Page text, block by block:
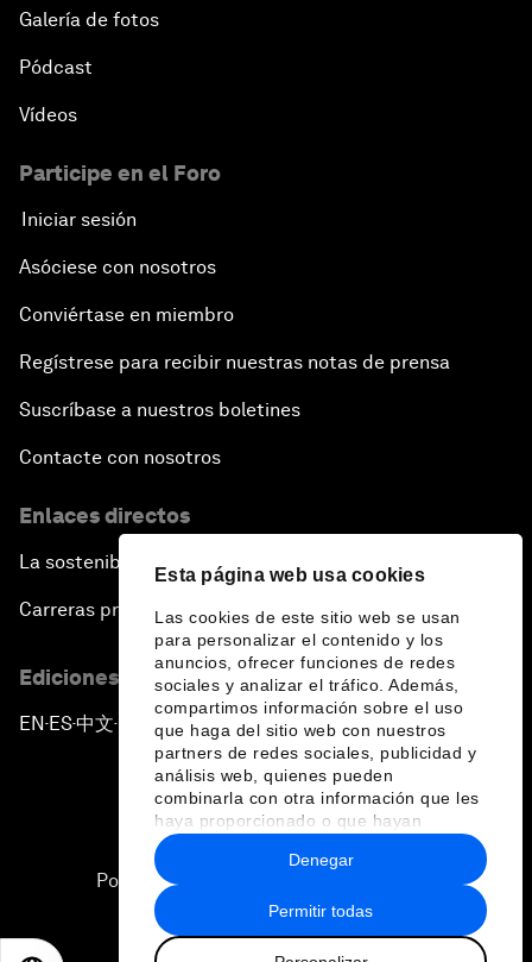
Esta página web usa cookies
Las cookies de este sitio web se usan
para personalizar el contenido y los
anuncios, ofrecer funciones de redes
sociales y analizar el tráfico. Además,
compartimos información sobre el uso
que haga del sitio web con nuestros
partners de redes sociales, publicidad y
análisis web, quienes pueden
combinarla con otra información que les
haya proporcionado o que hayan
recopilado a partir del uso que haya
hecho de sus servicios.
Permitir todas
Denegar
Galería de fotos
Pódcast
Vídeos
Participe en el Foro
Iniciar sesión
Asóciese con nosotros
Conviértase en miembro
Regístrese para recibir nuestras notas de prensa
Suscríbase a nuestros boletines
Contacte con nosotros
Enlaces directos
La sostenibilidad en el Foro
Carreras profesionales
Ediciones en otros idiomas
EN ▪ES▪中文▪ 日本語
Política de privacidad y normas de uso
Sitemap